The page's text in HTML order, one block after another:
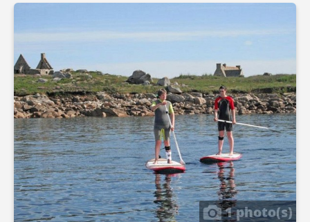
1 photo(s)